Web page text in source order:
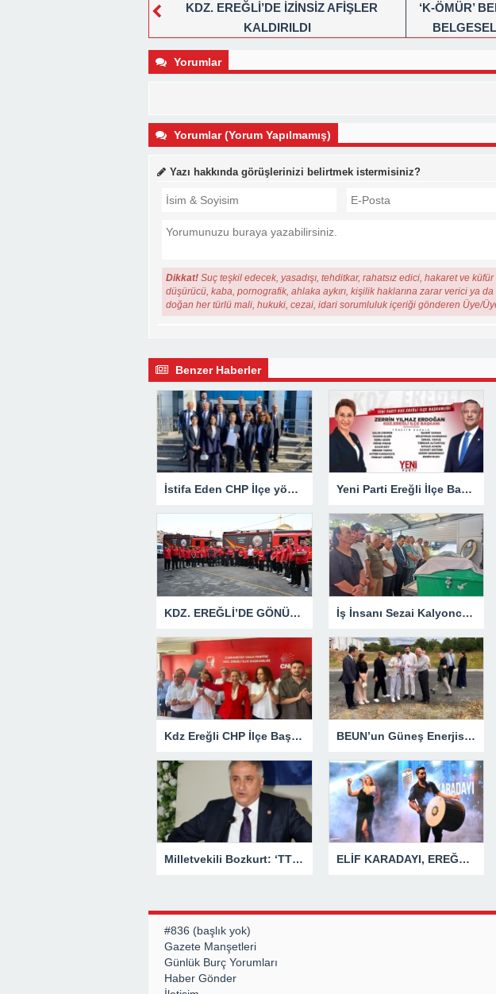
KDZ. EREĞLİ’DE İZİNSİZ AFİŞLER
KALDIRILDI
‘K-ÖMÜR’
Yorumlar
Yorumlar (Yorum Yapılmamış)
Yazı hakkında görüşlerinizi belirtmek istermisiniz?
Dikkat! Suç teşkil edecek, yasadışı, tehditkar, rahatsız edici, hakaret ve küfür
düşürücü, kaba, pornografik, ahlaka aykırı, kişilik haklarına zarar verici ya
doğan her türlü mali, hukuki, cezai, idari sorumluluk içeriği gönderen Üye/
Benzer Haberler
İstifa Eden CHP İlçe yönetiminden Açıklama Yeni Parti Ereğli İlçe Başkanı Zerrin Erdoğan Kendi Yönetimini Seçti
KDZ. EREĞLİ’DE GÖNÜLLÜ İTFAİYECİ AİLESİ BÜYÜYOR İş İnsanı Sezai Kalyoncu’nun Acı Günü
Kdz Ereğli CHP İlçe Başkanlığından Siyasi Açıklama BEUN’un Güneş Enerjisi Santrali Projesinde Yer Teslimi Gerçekleştirildi
Milletvekili Bozkurt: ‘TTK kesinlikle özelleşmeyecek’ ELİF KARADAYI, EREĞLİLİLERİ COŞTURDU
#836 (başlık yok)
Gazete Manşetleri
Günlük Burç Yorumları
Haber Gönder